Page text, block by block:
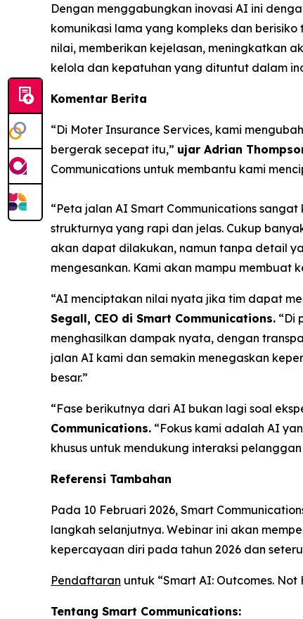
Dengan menggabungkan inovasi AI ini
komunikasi lama yang kompleks dan
nilai, memberikan kejelasan, meningkatkan
kelola dan kepatuhan yang dituntut dalam
Komentar Berita
“Di Moter Insurance Services, kami
bergerak secepat itu,” ujar Adrian
Communications untuk membantu kami
“Peta jalan AI Smart Communications sangat
strukturnya yang rapi dan jelas. Cukup
akan dapat dilakukan, namun tanpa detail
mengesankan. Kami akan mampu membuat
“AI menciptakan nilai nyata jika tim dapat
Segall, CEO di Smart Communications. “Di
menghasilkan dampak nyata, dengan
jalan AI kami dan semakin menegaskan
besar.”
“Fase berikutnya dari AI bukan lagi soal
Communications. “Fokus kami adalah AI
khusus untuk mendukung interaksi
Referensi Tambahan
Pada 10 Februari 2026, Smart
langkah selanjutnya. Webinar ini akan
kepercayaan diri pada tahun 2026 dan
Pendaftaran untuk “Smart AI: Outcomes.
Tentang Smart Communications: